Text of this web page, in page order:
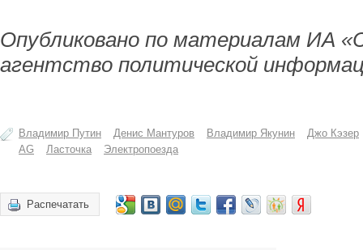
Опубликовано по материалам ИА
агентство политической
Владимир Путин Денис Мантуров Владимир Якунин
Джо Кэзер
AG
Ласточка Электропоезда
Распечатать